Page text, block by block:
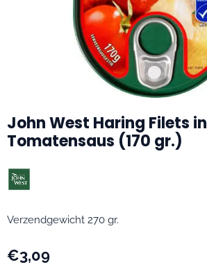
John West Haring Filets in
Tomatensaus (170 gr.)
Verzendgewicht 270 gr.
€3,09